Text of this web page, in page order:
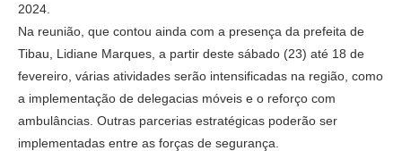
2024.
Na reunião, que contou ainda com a presença da prefeita de
Tibau, Lidiane Marques, a partir deste sábado (23) até 18 de
fevereiro, várias atividades serão intensificadas na região, como
a implementação de delegacias móveis e o reforço com
ambulâncias. Outras parcerias estratégicas poderão ser
implementadas entre as forças de segurança.